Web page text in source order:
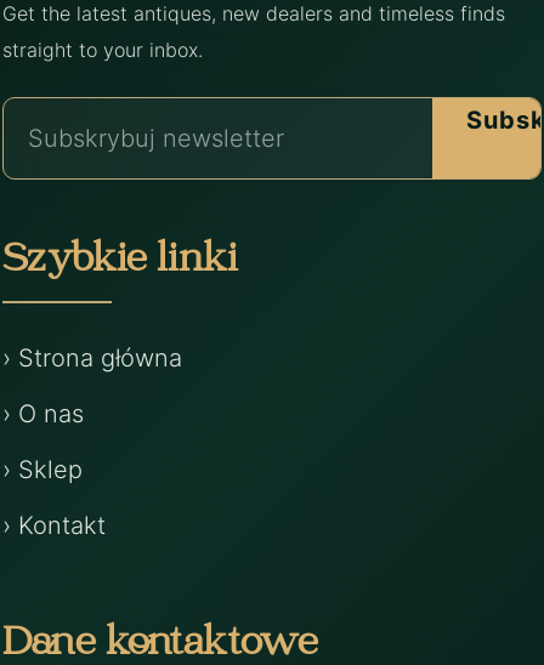
Get the latest antiques, new dealers and timeless finds
straight to your inbox.
Szybkie linki
› Strona główna
› O nas
› Sklep
› Kontakt
Dane kontaktowe